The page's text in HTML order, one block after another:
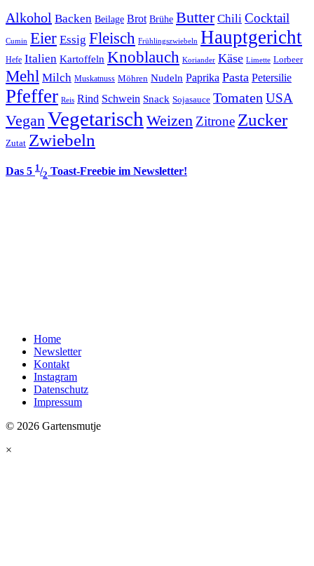
Alkohol Backen Beilage Brot Brühe Butter Chili Cocktail
Cumin Eier Essig Fleisch Frühlingszwiebeln Hauptgericht
Hefe Italien Kartoffeln Knoblauch Koriander Käse Limette Lorbeer
Mehl Milch Muskatnuss Möhren Nudeln Paprika Pasta Petersilie
Pfeffer Reis Rind Schwein Snack Sojasauce Tomaten USA
VeganVegetarisch Weizen Zitrone Zucker
Zutat Zwiebeln
Das 5 1/2 Toast-Freebie im Newsletter!
Home
Newsletter
Kontakt
Instagram
Datenschutz
Impressum
© 2026 Gartensmutje
×